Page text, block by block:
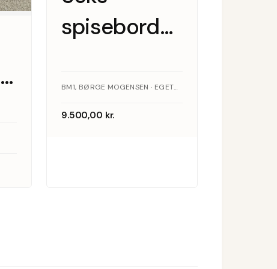
spisebordsstole
egetræ af
Børge
BM1, BØRGE MOGENSEN · EGETRÆ
9.500,00 kr.